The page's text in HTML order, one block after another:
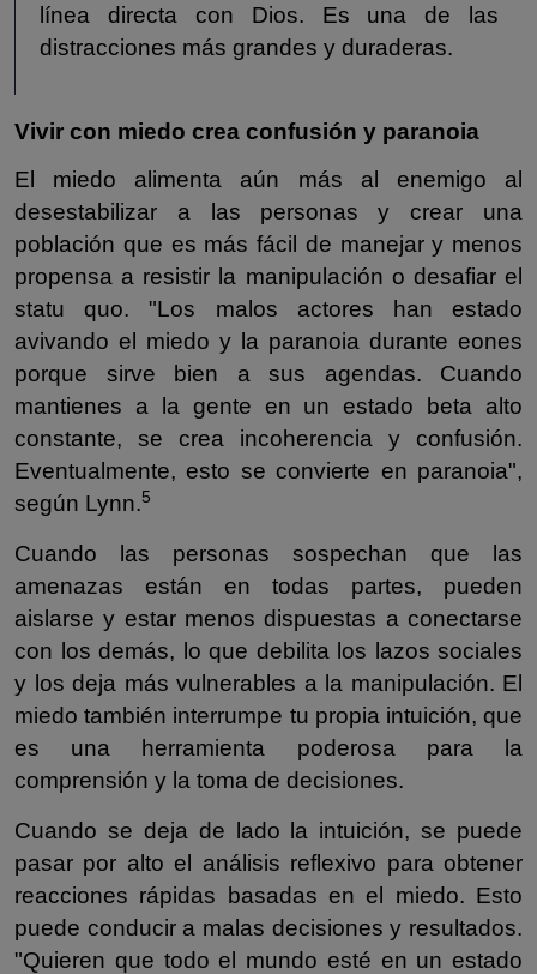
línea directa con Dios. Es una de las
distracciones más grandes y duraderas.
Vivir con miedo crea confusión y paranoia
El miedo alimenta aún más al enemigo al
desestabilizar a las personas y crear una
población que es más fácil de manejar y menos
propensa a resistir la manipulación o desafiar el
statu quo. "Los malos actores han estado
avivando el miedo y la paranoia durante eones
porque sirve bien a sus agendas. Cuando
mantienes a la gente en un estado beta alto
constante, se crea incoherencia y confusión.
Eventualmente, esto se convierte en paranoia",
según Lynn.5
Cuando las personas sospechan que las
amenazas están en todas partes, pueden
aislarse y estar menos dispuestas a conectarse
con los demás, lo que debilita los lazos sociales
y los deja más vulnerables a la manipulación. El
miedo también interrumpe tu propia intuición, que
es una herramienta poderosa para la
comprensión y la toma de decisiones.
Cuando se deja de lado la intuición, se puede
pasar por alto el análisis reflexivo para obtener
reacciones rápidas basadas en el miedo. Esto
puede conducir a malas decisiones y resultados.
"Quieren que todo el mundo esté en un estado